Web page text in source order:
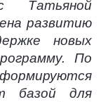
Татьяной
развитию
новых
По
базой для